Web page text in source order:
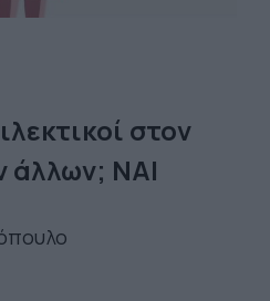
στον
άλλων; ΝΑΙ